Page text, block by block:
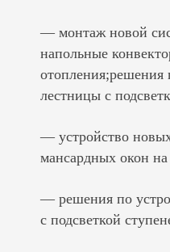
— монтаж новой
напольные
отопления;решения
лестницы с
— устройство
мансардных окон на
— решения по
с подсветкой